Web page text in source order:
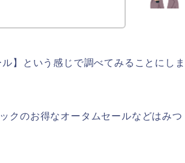
】という感じで調べてみることにしま
クのお得なオータムセールなどはみつ